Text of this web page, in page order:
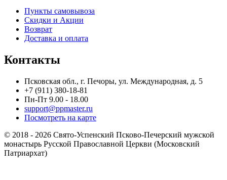
Пункты самовывоза
Скидки и Акции
Возврат
Доставка и оплата
Контакты
Псковская обл., г. Печоры, ул. Международная, д. 5
+7 (911) 380-18-81
Пн-Пт 9.00 - 18.00
support@ppmaster.ru
Посмотреть на карте
© 2018 - 2026 Свято-Успенский Псково-Печерский мужской
монастырь Русской Православной Церкви (Московский
Патриархат)